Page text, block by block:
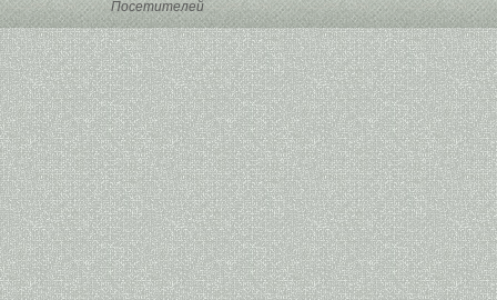
Посетителей